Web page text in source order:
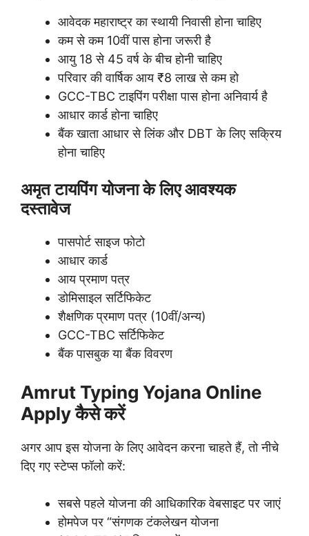
आवेदक महाराष्ट्र का स्थायी निवासी होना चाहिए
कम से कम 10वीं पास होना जरूरी है
आयु 18 से 45 वर्ष के बीच होनी चाहिए
परिवार की वार्षिक आय ₹8 लाख से कम हो
GCC-TBC टाइपिंग परीक्षा पास होना अनिवार्य है
आधार कार्ड होना चाहिए
बैंक खाता आधार से लिंक और DBT के लिए सक्रिय
होना चाहिए
अमृत टायपिंग योजना के लिए आवश्यक
दस्तावेज
पासपोर्ट साइज फोटो
आधार कार्ड
आय प्रमाण पत्र
डोमिसाइल सर्टिफिकेट
शैक्षणिक प्रमाण पत्र (10वीं/अन्य)
GCC-TBC सर्टिफिकेट
बैंक पासबुक या बैंक विवरण
Amrut Typing Yojana Online
Apply कैसे करें
अगर आप इस योजना के लिए आवेदन करना चाहते हैं, तो नीचे
दिए गए स्टेप्स फॉलो करें:
सबसे पहले योजना की आधिकारिक वेबसाइट पर जाएं
होमपेज पर “संगणक टंकलेखन योजना